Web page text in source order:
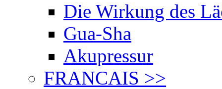
Die Wirkung des
Gua-Sha
Akupressur
FRANCAIS >>